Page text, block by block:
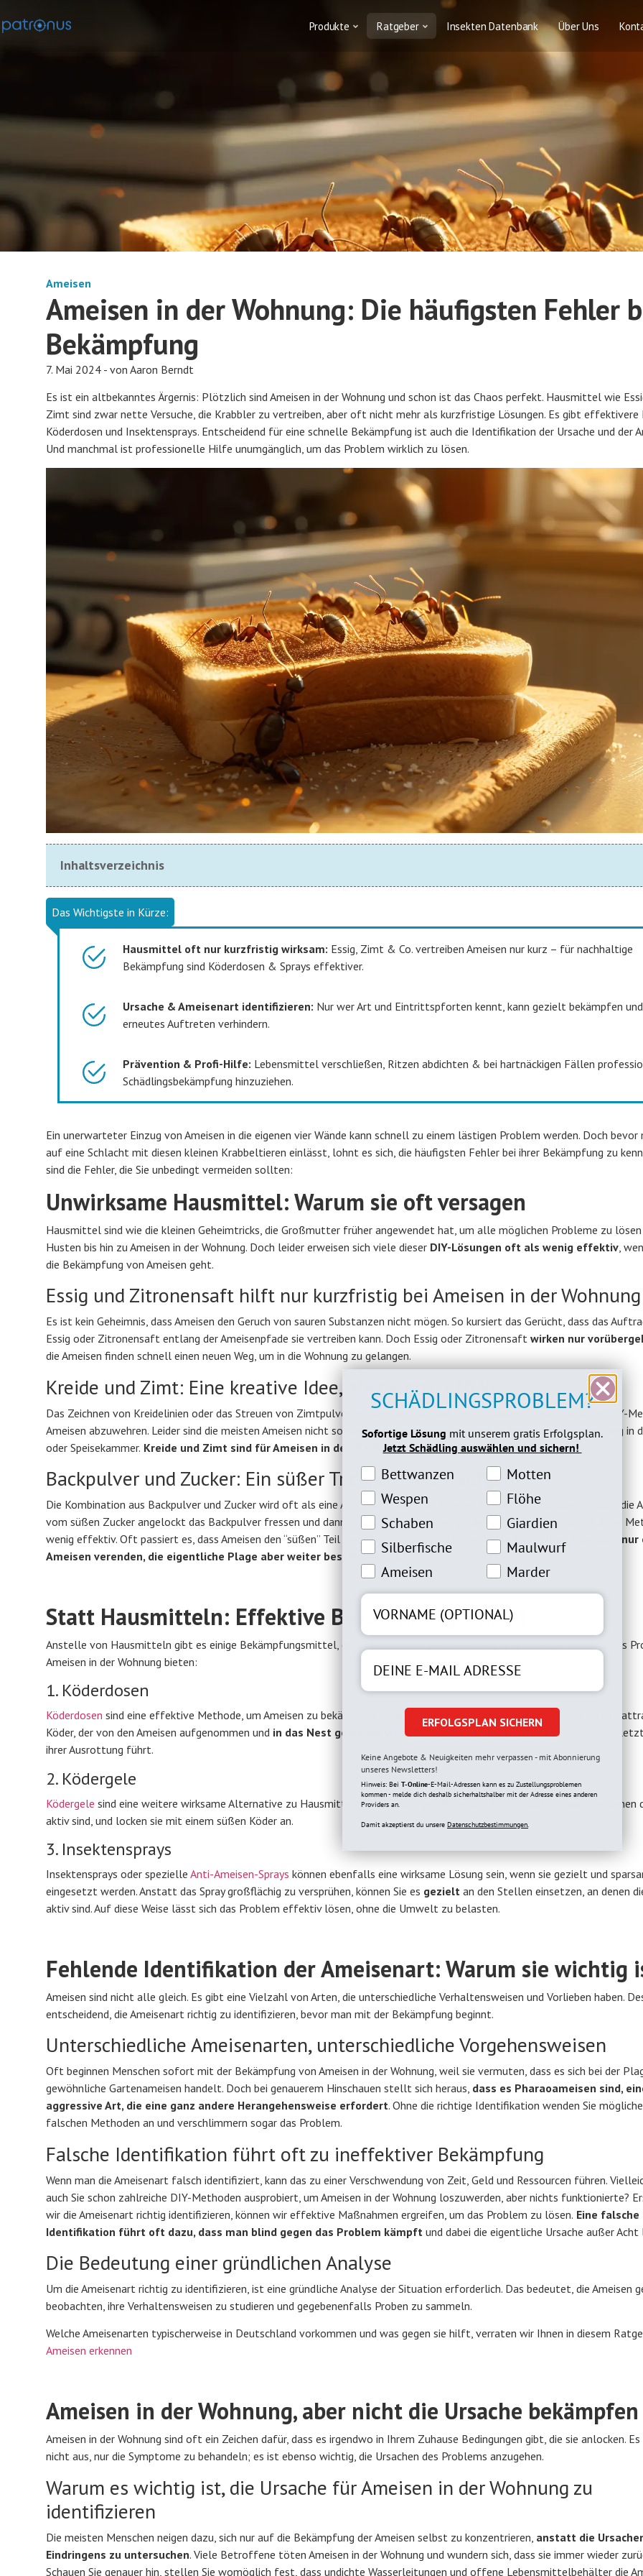
Produkte Ratgeber Insekten Datenbank Über Uns
Ameisen
Ameisen in der Wohnung: Die häufigsten Fehler
Bekämpfung
7. Mai 2024 - von Aaron Berndt
Es ist ein altbekanntes Ärgernis: Plötzlich sind Ameisen in der Wohnung und schon ist das Chaos perfekt. Hausmittel wie
Zimt sind zwar nette Versuche, die Krabbler zu vertreiben, aber oft nicht mehr als kurzfristige Lösungen. Es gibt
Köderdosen und Insektensprays. Entscheidend für eine schnelle Bekämpfung ist auch die Identifikation der Ursache und der
Und manchmal ist professionelle Hilfe unumgänglich, um das Problem wirklich zu lösen.
Inhaltsverzeichnis
Das Wichtigste in Kürze:
Hausmittel oft nur kurzfristig wirksam: Essig, Zimt & Co. vertreiben Ameisen nur kurz – für nachhaltige
Bekämpfung sind Köderdosen & Sprays effektiver.
Ursache & Ameisenart identifizieren: Nur wer Art und Eintrittspforten kennt, kann gezielt bekämpfen
erneutes Auftreten verhindern.
Prävention & Profi-Hilfe: Lebensmittel verschließen, Ritzen abdichten & bei hartnäckigen Fällen
Schädlingsbekämpfung hinzuziehen.
Ein unerwarteter Einzug von Ameisen in die eigenen vier Wände kann schnell zu einem lästigen Problem werden. Doch bevor
auf eine Schlacht mit diesen kleinen Krabbeltieren einlässt, lohnt es sich, die häufigsten Fehler bei ihrer Bekämpfung zu
sind die Fehler, die Sie unbedingt vermeiden sollten:
Unwirksame Hausmittel: Warum sie oft versagen
Hausmittel sind wie die kleinen Geheimtricks, die Großmutter früher angewendet hat, um alle möglichen Probleme zu
Husten bis hin zu Ameisen in der Wohnung. Doch leider erweisen sich viele dieser DIY-Lösungen oft als wenig effektiv ,
die Bekämpfung von Ameisen geht.
Essig und Zitronensaft hilft nur kurzfristig bei Ameisen in der Wohnung
Es ist kein Geheimnis, dass Ameisen den Geruch von sauren Substanzen nicht mögen. So kursiert das Gerücht, dass das
Essig oder Zitronensaft entlang der Ameisenpfade sie vertreiben kann. Doch Essig oder Zitronensaft wirken nur
die Ameisen finden schnell einen neuen Weg, um in die Wohnung zu gelangen.
Kreide und Zimt: Eine kreative Idee, aber wenig effektiv
Das Zeichnen von Kreidelinien oder das Streuen von Zimtpulver entlang der Tür- und Fensterkanten ist eine beliebte DIY-
Ameisen abzuwehren. Leider sind die meisten Ameisen nicht sonderlich beeindruckt davon und finden trotzdem einen Weg in
oder Speisekammer. Kreide und Zimt sind für Ameisen in den häufigsten Fällen keine wirkliche Barriere.
Backpulver und Zucker: Ein süßer Trick, der nicht aufgeht
Die Kombination aus Backpulver und Zucker wird oft als eine Art “Todesfalle” für Ameisen betrachtet. Die Idee ist, dass die
vom süßen Zucker angelockt das Backpulver fressen und dann platzen. Klingt gruselig, oder? Doch in der Praxis ist diese
wenig effektiv. Oft passiert es, dass Ameisen den “süßen” Teil genießen und das Backpulver einfach umgehen. Oder dass nur
Ameisen verenden, die eigentliche Plage aber weiter bestehen bleibt.
Statt Hausmitteln: Effektive Bekämpfungsmittel
Anstelle von Hausmitteln gibt es einige Bekämpfungsmittel, die eine wirksame und vor allem langfristige Lösung für das
Ameisen in der Wohnung bieten:
1. Köderdosen
Köderdosen sind eine effektive Methode, um Ameisen zu bekämpfen, ohne die Umwelt zu belasten. Sie enthalten einen
Köder, der von den Ameisen aufgenommen und in das Nest getragen wird. Dort wird er von der Kolonie verzehrt, was
ihrer Ausrottung führt.
2. Ködergele
Ködergele sind eine weitere wirksame Alternative zu Hausmitteln. Sie werden gezielt an den Stellen aufgetragen, an denen
aktiv sind, und locken sie mit einem süßen Köder an.
3. Insektensprays
Insektensprays oder spezielle Anti-Ameisen-Sprays können ebenfalls eine wirksame Lösung sein, wenn sie gezielt und
eingesetzt werden. Anstatt das Spray großflächig zu versprühen, können Sie es gezielt an den Stellen einsetzen, an denen
aktiv sind. Auf diese Weise lässt sich das Problem effektiv lösen, ohne die Umwelt zu belasten.
Fehlende Identifikation der Ameisenart: Warum sie wichtig
Ameisen sind nicht alle gleich. Es gibt eine Vielzahl von Arten, die unterschiedliche Verhaltensweisen und Vorlieben haben.
entscheidend, die Ameisenart richtig zu identifizieren, bevor man mit der Bekämpfung beginnt.
Unterschiedliche Ameisenarten, unterschiedliche Vorgehensweisen
Oft beginnen Menschen sofort mit der Bekämpfung von Ameisen in der Wohnung, weil sie vermuten, dass es sich bei der
gewöhnliche Gartenameisen handelt. Doch bei genauerem Hinschauen stellt sich heraus, dass es Pharaoameisen sind,
aggressive Art, die eine ganz andere Herangehensweise erfordert. Ohne die richtige Identifikation wenden Sie
falschen Methoden an und verschlimmern sogar das Problem.
Falsche Identifikation führt oft zu ineffektiver Bekämpfung
Wenn man die Ameisenart falsch identifiziert, kann das zu einer Verschwendung von Zeit, Geld und Ressourcen führen.
auch Sie schon zahlreiche DIY-Methoden ausprobiert, um Ameisen in der Wohnung loszuwerden, aber nichts funktionierte?
wir die Ameisenart richtig identifizieren, können wir effektive Maßnahmen ergreifen, um das Problem zu lösen. Eine falsche
Identifikation führt oft dazu, dass man blind gegen das Problem kämpft und dabei die eigentliche Ursache außer Acht
Die Bedeutung einer gründlichen Analyse
Um die Ameisenart richtig zu identifizieren, ist eine gründliche Analyse der Situation erforderlich. Das bedeutet, die Ameisen
beobachten, ihre Verhaltensweisen zu studieren und gegebenenfalls Proben zu sammeln.
Welche Ameisenarten typischerweise in Deutschland vorkommen und was gegen sie hilft, verraten wir Ihnen in diesem
Ameisen erkennen
Ameisen in der Wohnung, aber nicht die Ursache bekämpfen
Ameisen in der Wohnung sind oft ein Zeichen dafür, dass es irgendwo in Ihrem Zuhause Bedingungen gibt, die sie anlocken.
nicht aus, nur die Symptome zu behandeln; es ist ebenso wichtig, die Ursachen des Problems anzugehen.
Warum es wichtig ist, die Ursache für Ameisen in der Wohnung zu
identifizieren
Die meisten Menschen neigen dazu, sich nur auf die Bekämpfung der Ameisen selbst zu konzentrieren, anstatt die
Eindringens zu untersuchen. Viele Betroffene töten Ameisen in der Wohnung und wundern sich, dass sie immer wieder
Schauen Sie genauer hin, stellen Sie womöglich fest, dass undichte Wasserleitungen und offene Lebensmittelbehälter die
SCHÄDLINGSPROBLEM?
Sofortige Lösung mit unserem gratis Erfolgsplan.
Jetzt Schädling auswählen und sichern!
Bettwanzeninteresse
Bettwanzen Motteninteresse
Motten
Wespeninteresse
Wespen Flöheinteresse
Flöhe
Schabeninteresse
Schaben Giardien Interesse
Giardien
Silberfische Interesse
Silberfische Maulwurfinteresse
Maulwurf
Ameiseninteresse
Ameisen Marderinteresse
Marder
ERFOLGSPLAN SICHERN
Keine Angebote & Neuigkeiten mehr verpassen - mit Abonnierung
unseres Newsletters!
Hinweis: Bei T-Online-E-Mail-Adressen kann es zu Zustellungsproblemen
kommen - melde dich deshalb sicherhaltshalber mit der Adresse eines anderen
Providers an.
Damit akzeptierst du unsere Datenschutzbestimmungen.